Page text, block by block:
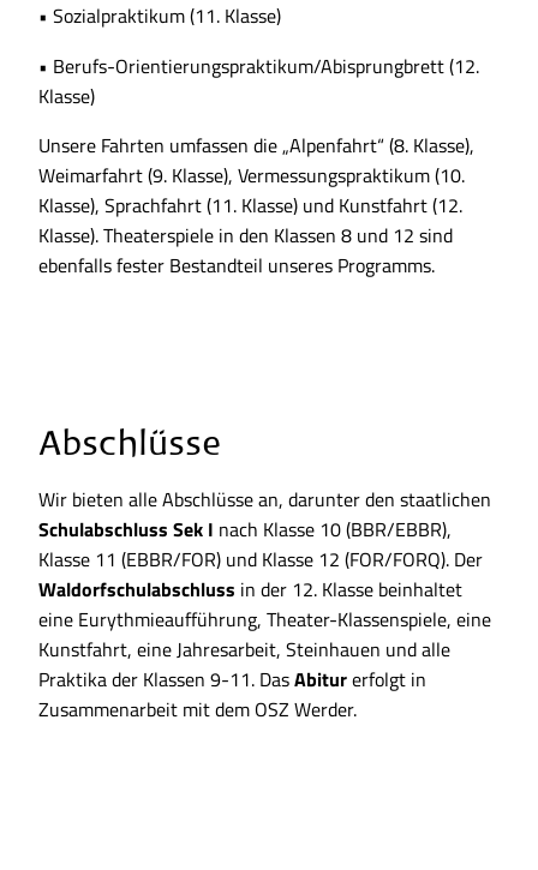
• Sozialpraktikum (11. Klasse)
• Berufs-Orientierungspraktikum/Abisprungbrett (12.
Klasse)
Unsere Fahrten umfassen die „Alpenfahrt“ (8. Klasse),
Weimarfahrt (9. Klasse), Vermessungspraktikum (10.
Klasse), Sprachfahrt (11. Klasse) und Kunstfahrt (12.
Klasse). Theaterspiele in den Klassen 8 und 12 sind
ebenfalls fester Bestandteil unseres Programms.
Abschlüsse
Wir bieten alle Abschlüsse an, darunter den staatlichen
Schulabschluss Sek I nach Klasse 10 (BBR/EBBR),
Klasse 11 (EBBR/FOR) und Klasse 12 (FOR/FORQ). Der
Waldorfschulabschluss in der 12. Klasse beinhaltet
eine Eurythmieaufführung, Theater-Klassenspiele, eine
Kunstfahrt, eine Jahresarbeit, Steinhauen und alle
Praktika der Klassen 9-11. DasAbiturerfolgt in
Zusammenarbeit mit dem OSZ Werder.